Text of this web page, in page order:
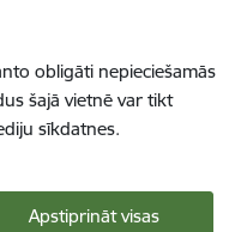
obligāti nepieciešamās
šajā vietnē var tikt
sīkdatnes.
Apstiprināt visas